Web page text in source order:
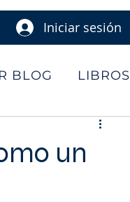
Iniciar sesión
BLOG LIBROS
un